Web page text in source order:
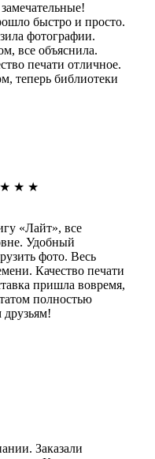
быстро и просто.
фотографии.
все объяснила.
печати отличное.
теперь библиотеки
★ ★ ★
«Лайт», все
Удобный
фото. Весь
Качество печати
пришла вовремя,
полностью
Заказали